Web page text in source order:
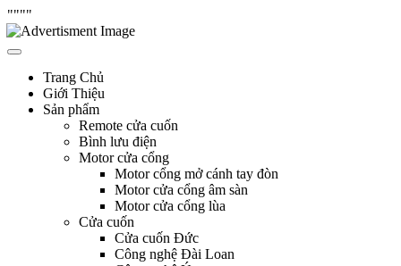
""""
Skip
to
Trang Chủ
Giới Thiệu
Sản phẩm
Remote cửa cuốn
Bình lưu điện
Motor cửa cổng
Motor cổng mở cánh tay đòn
Motor cửa cổng âm sàn
Motor cửa cổng lùa
Cửa cuốn
Cửa cuốn Đức
Công nghệ Đài Loan